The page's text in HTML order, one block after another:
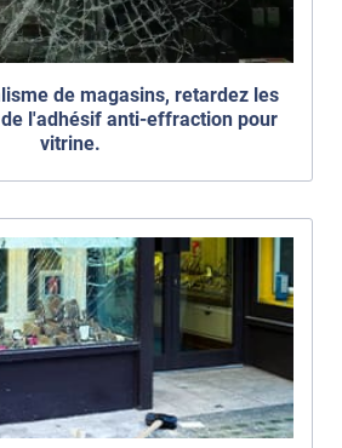
de magasins, retardez les
l'adhésif anti-effraction pour
vitrine.